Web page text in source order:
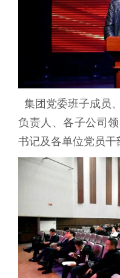
集团党委班子成员
负责人、各子公司
书记及各单位党员干